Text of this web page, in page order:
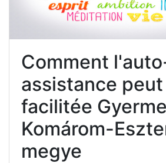
Comment
assistance
facilitée
Komárom-
megye